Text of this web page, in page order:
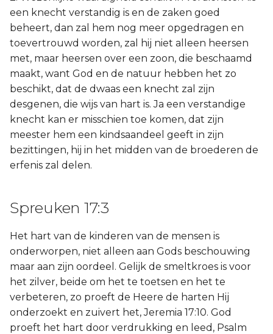
een knecht verstandig is en de zaken goed
beheert, dan zal hem nog meer opgedragen en
toevertrouwd worden, zal hij niet alleen heersen
met, maar heersen over een zoon, die beschaamd
maakt, want God en de natuur hebben het zo
beschikt, dat de dwaas een knecht zal zijn
desgenen, die wijs van hart is. Ja een verstandige
knecht kan er misschien toe komen, dat zijn
meester hem een kindsaandeel geeft in zijn
bezittingen, hij in het midden van de broederen de
erfenis zal delen.
Spreuken 17:3
Het hart van de kinderen van de mensen is
onderworpen, niet alleen aan Gods beschouwing
maar aan zijn oordeel. Gelijk de smeltkroes is voor
het zilver, beide om het te toetsen en het te
verbeteren, zo proeft de Heere de harten Hij
onderzoekt en zuivert het, Jeremia 17:10. God
proeft het hart door verdrukking en leed, Psalm